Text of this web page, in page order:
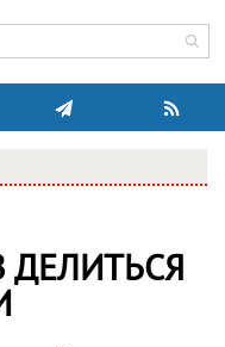
ДЕЛИТЬСЯ